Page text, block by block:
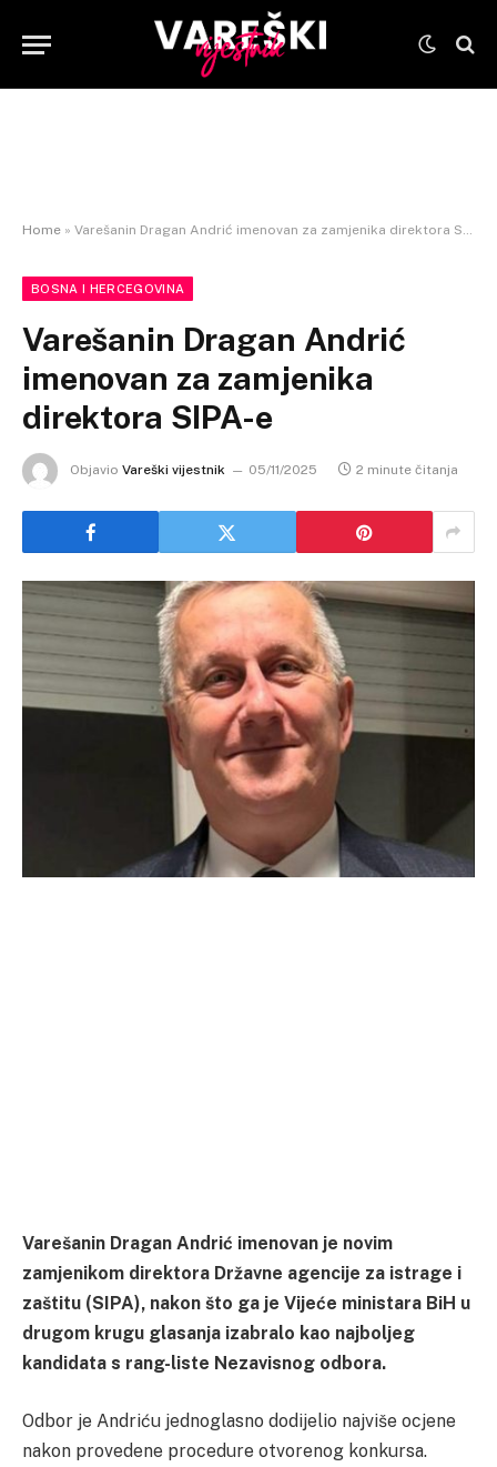
Home » Varešanin Dragan Andrić imenovan za zamjenika direktora SIPA-e
BOSNA I HERCEGOVINA
Varešanin Dragan Andrić
imenovan za zamjenika
direktora SIPA-e
Objavio Vareški vijestnik 05/11/2025 2 minute čitanja
Varešanin Dragan Andrić imenovan je novim
zamjenikom direktora Državne agencije za istrage i
zaštitu (SIPA), nakon što ga je Vijeće ministara BiH u
drugom krugu glasanja izabralo kao najboljeg
kandidata s rang-liste Nezavisnog odbora.
Odbor je Andriću jednoglasno dodijelio najviše ocjene
nakon provedene procedure otvorenog konkursa.